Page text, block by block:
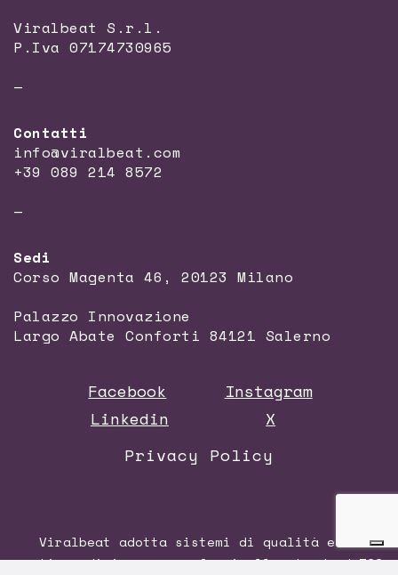
Viralbeat S.r.l.
P.Iva 07174730965
—
Contatti
info@viralbeat.com
+39 089 214 8572
—
Sedi
Corso Magenta 46, 20123 Milano
Palazzo Innovazione
Largo Abate Conforti 84121 Salerno
Facebook
Instagram
Linkedin
X
Privacy Policy
Viralbeat adotta sistemi di qualità e di
gestione di impresa conformi allo standardISO